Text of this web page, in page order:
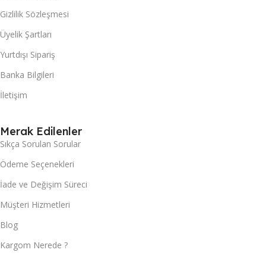
Gizlilik Sözleşmesi
Üyelik Şartları
Yurtdışı Sipariş
Banka Bilgileri
İletişim
Merak Edilenler
Sıkça Sorulan Sorular
Ödeme Seçenekleri
İade ve Değişim Süreci
Müşteri Hizmetleri
Blog
Kargom Nerede ?